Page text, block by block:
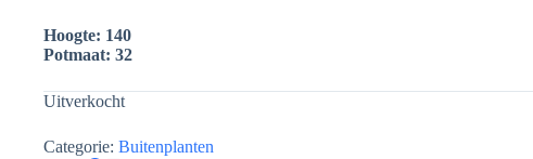
Hoogte: 140
Potmaat: 32
Uitverkocht
Categorie: Buitenplanten